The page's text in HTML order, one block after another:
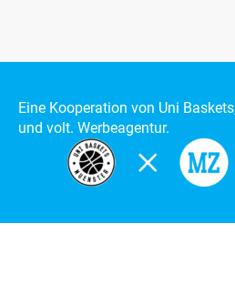
Eine Kooperation von Uni
und volt. Werbeagentur.